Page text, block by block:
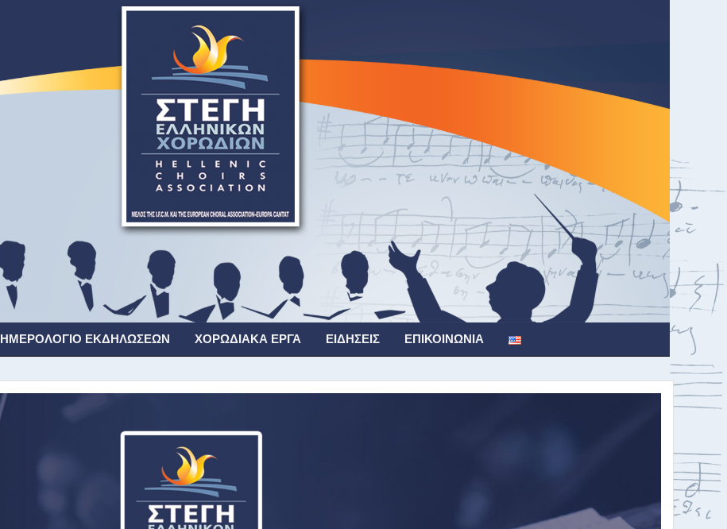
ΗΜΕΡΟΛΌΓΙΟ ΕΚΔΗΛΏΣΕΩΝ ΧΟΡΩΔΙΑΚΆ ΈΡΓΑ ΕΙΔΉΣΕΙΣ ΕΠΙΚΟΙΝΩΝΊΑ